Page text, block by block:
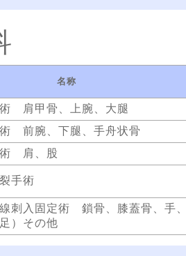
名称
肩甲骨、上腕、大腿
前腕、下腿、手舟状骨
術 肩、股
手術
刺入固定術 鎖骨、膝蓋骨、手
）その他